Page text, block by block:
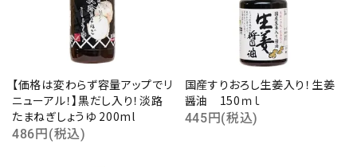
【価格は変わらず容量アップでリ
ニューアル！】黒だし入り！淡路
たまねぎしょうゆ 200ml
486円(税込)
国産すりおろし生姜入り！生姜
醤油 150ｍｌ
445円(税込)